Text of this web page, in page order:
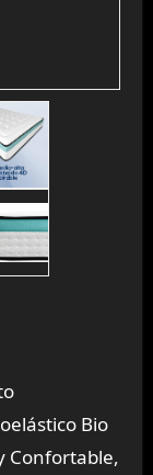
Bio
Confortable,